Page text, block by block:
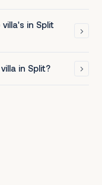
in Split
in Split?